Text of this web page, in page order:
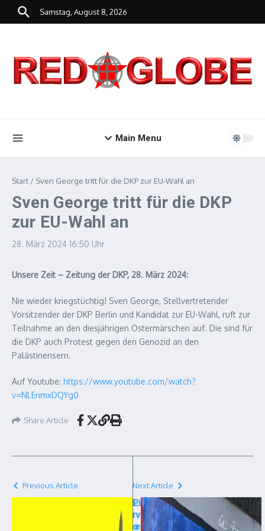
Zum Inhalt springen
Samstag, August 8, 2026
Main Menu
Start / Sven George tritt für die DKP zur EU-Wahl an
Sven George tritt für die DKP
zur EU-Wahl an
28. März 2024 16:50 Uhr
Unsere Zeit – Zeitung der DKP, 28. März 2024:
Nie wieder kriegstüchtig! Sven George, Stellvertretender
Vorsitzender der DKP Berlin und Kandidat zur EU-Wahl, ruft zur
Teilnahme an den diesjährigen Ostermärschen auf. Die sind für
die DKP auch Protest gegen den Genozid an den
Palästinensern.
Auf Youtube: https://www.youtube.com/watch?
v=NLEnmxDQYg0
Share Article
Previous Article
P
r
o
Next Article
Li
v
e